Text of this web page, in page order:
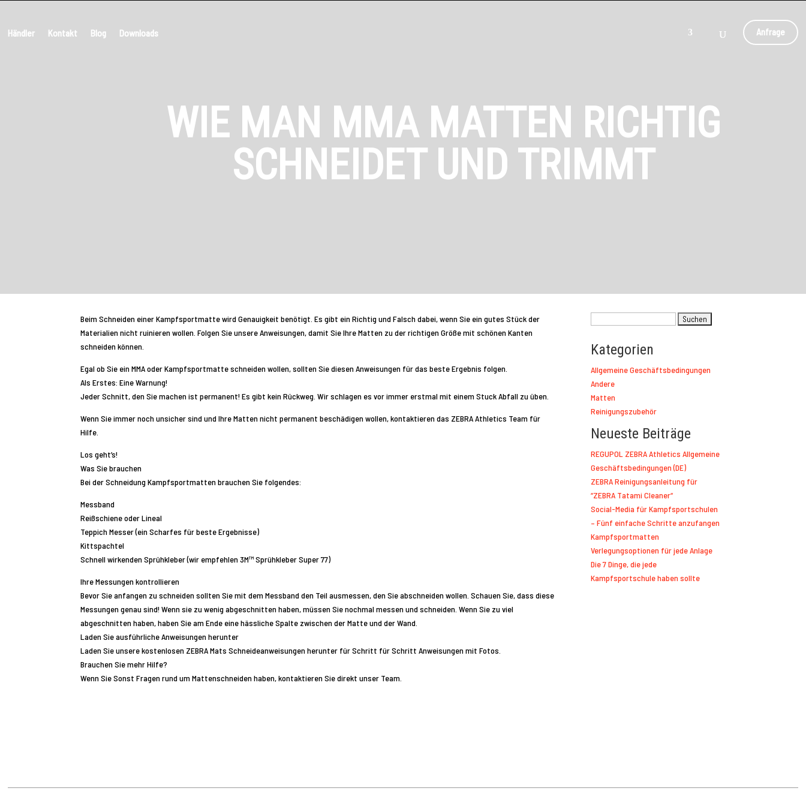
Händler Kontakt Blog Downloads Anfrage
WIE MAN MMA MATTEN RICHTIG
SCHNEIDET UND TRIMMT
Beim Schneiden einer Kampfsportmatte wird Genauigkeit benötigt. Es gibt ein Richtig und Falsch dabei, wenn Sie ein gutes Stück der
Materialien nicht ruinieren wollen. Folgen Sie unsere Anweisungen, damit Sie Ihre Matten zu der richtigen Größe mit schönen Kanten
schneiden können.
Egal ob Sie ein MMA oder Kampfsportmatte schneiden wollen, sollten Sie diesen Anweisungen für das beste Ergebnis folgen.
Als Erstes: Eine Warnung!
Jeder Schnitt, den Sie machen ist permanent! Es gibt kein Rückweg. Wir schlagen es vor immer erstmal mit einem Stuck Abfall zu üben.
Wenn Sie immer noch unsicher sind und Ihre Matten nicht permanent beschädigen wollen, kontaktieren das ZEBRA Athletics Team für
Hilfe.
Los geht’s!
Was Sie brauchen
Bei der Schneidung Kampfsportmatten brauchen Sie folgendes:
Messband
Reißschiene oder Lineal
Teppich Messer (ein Scharfes für beste Ergebnisse)
Kittspachtel
Schnell wirkenden Sprühkleber (wir empfehlen 3M™ Sprühkleber Super 77)
Ihre Messungen kontrollieren
Bevor Sie anfangen zu schneiden sollten Sie mit dem Messband den Teil ausmessen, den Sie abschneiden wollen. Schauen Sie, dass diese
Messungen genau sind! Wenn sie zu wenig abgeschnitten haben, müssen Sie nochmal messen und schneiden. Wenn Sie zu viel
abgeschnitten haben, haben Sie am Ende eine hässliche Spalte zwischen der Matte und der Wand.
Laden Sie ausführliche Anweisungen herunter
Laden Sie unsere kostenlosen ZEBRA Mats Schneideanweisungen herunter für Schritt für Schritt Anweisungen mit Fotos.
Brauchen Sie mehr Hilfe?
Wenn Sie Sonst Fragen rund um Mattenschneiden haben, kontaktieren Sie direkt unser Team.
Kategorien
Allgemeine Geschäftsbedingungen
Andere
Matten
Reinigungszubehör
Neueste Beiträge
REGUPOL ZEBRA Athletics Allgemeine
Geschäftsbedingungen (DE)
ZEBRA Reinigungsanleitung für
“ZEBRA Tatami Cleaner“
Social-Media für Kampfsportschulen
– Fünf einfache Schritte anzufangen
Kampfsportmatten
Verlegungsoptionen für jede Anlage
Die 7 Dinge, die jede
Kampfsportschule haben sollte